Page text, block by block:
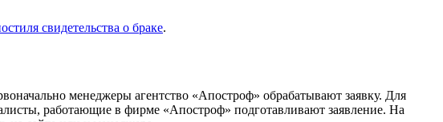
свидетельства о браке.
менеджеры агентство «Апостроф» обрабатывают заявку. Для
работающие в фирме «Апостроф» подготавливают заявление. На